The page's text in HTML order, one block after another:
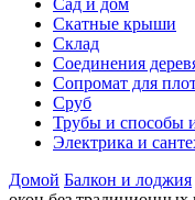
Сад и дом
Скатные крыши
Склад
Соединения
Сопромат для
Сруб
Трубы и способы
Электрика и
Домой Балкон и лоджия